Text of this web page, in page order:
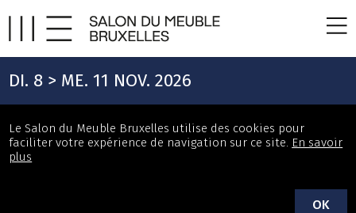
DI. 8 > ME. 11 NOV. 2026
Le Salon du Meuble Bruxelles utilise des cookies pour
faciliter votre expérience de navigation sur ce site. En savoir
plus
OK